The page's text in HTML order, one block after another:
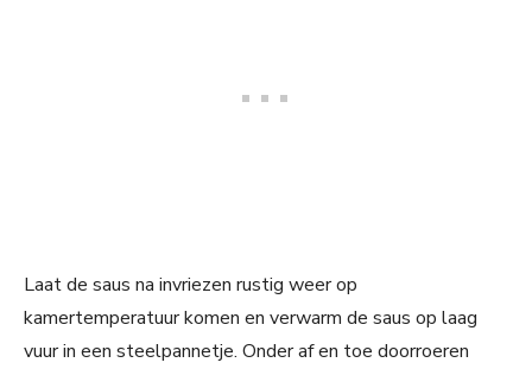
Laat de saus na invriezen rustig weer op
kamertemperatuur komen en verwarm de saus op laag
vuur in een steelpannetje. Onder af en toe doorroeren